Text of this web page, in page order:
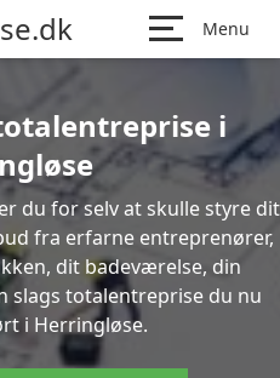
Menu
i
du for selv at skulle styre dit
fra erfarne entreprenører,
dit badeværelse, din
slags totalentreprise du nu
i Herringløse.